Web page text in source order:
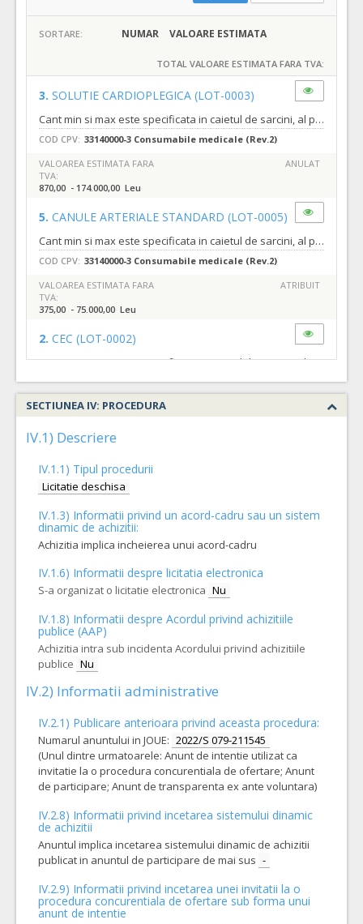
SORTARE: NUMAR VALOARE ESTIMATA
TOTAL VALOARE ESTIMATA FARA TVA:
3. SOLUTIE CARDIOPLEGICA (LOT-0003)
Cant min si max este specificata in caietul de sarcini, al prezentei documentatii.
COD CPV: 33140000-3 Consumabile medicale (Rev.2)
VALOAREA ESTIMATA FARA
TVA:
870,00 - 174.000,00 Leu
ANULAT
5. CANULE ARTERIALE STANDARD (LOT-0005)
Cant min si max este specificata in caietul de sarcini, al prezentei documentatii.
COD CPV: 33140000-3 Consumabile medicale (Rev.2)
VALOAREA ESTIMATA FARA
TVA:
375,00 - 75.000,00 Leu
ATRIBUIT
2. CEC (LOT-0002)
Cant min si max este specificata in caietul de sarcini, al prezentei documentatii.
COD CPV: 33140000-3 Consumabile medicale (Rev.2)
VALOAREA ESTIMATA FARA
TVA:
1.900,00 - 950.000,00 Leu
VALOAREA ESTIMATA FARA
TVA:
185,00 - 43.500,00 Leu
1. CHIRURGIE OPCAB (LOT-0001)
COD CPV: 33140000-3 Consumabile medicale (Rev.2)
VALOAREA ESTIMATA FARA
TVA:
3.255,00 - 337.000,00 Leu
ATRIBUIT
Cant min si max este specificata in caietul de sarcini, al prezentei documentatii.
COD CPV: 33140000-3 Consumabile medicale (Rev.2)
VALOAREA ESTIMATA FARA
TVA:
1.360,00 - 136.000,00 Leu
ATRIBUIT
10. TOURNIQUET(LOT-0010)
COD CPV:
33140000-3 Consumabile medicale (Rev.2)
VALOAREA ESTIMATA FARA
TVA:
102,00 - 30.600,00 Leu
ATRIBUIT
SECTIUNEA IV: PROCEDURA
IV.1) Descriere
IV.1.1) Tipul procedurii
Licitatie deschisa
IV.1.3) Informatii privind un acord-cadru sau un sistem
dinamic de achizitii:
Achizitia implica incheierea unui acord-cadru
IV.1.6) Informatii despre licitatia electronica
S-a organizat o licitatie electronica Nu
IV.1.8) Informatii despre Acordul privind achizitiile
publice (AAP)
Achizitia intra sub incidenta Acordului privind achizitiile
publice Nu
IV.2) Informatii administrative
IV.2.1) Publicare anterioara privind aceasta procedura:
Numarul anuntului in JOUE: 2022/S 079-211545
(Unul dintre urmatoarele: Anunt de intentie utilizat ca
invitatie la o procedura concurentiala de ofertare; Anunt
de participare; Anunt de transparenta ex ante voluntara)
IV.2.8) Informatii privind incetarea sistemului dinamic
de achizitii
Anuntul implica incetarea sistemului dinamic de achizitii
publicat in anuntul de participare de mai sus -
IV.2.9) Informatii privind incetarea unei invitatii la o
procedura concurentiala de ofertare sub forma unui
anunt de intentie